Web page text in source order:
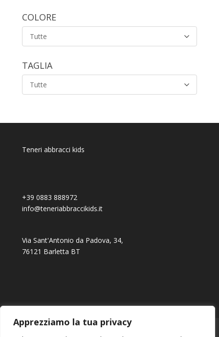
Apprezziamo la tua privacy
COLORE
Tutte
TAGLIA
Tutte
Teneri abbracci kids
+39 0883 888972
info@teneriabbraccikids.it
Via Sant'Antonio da Padova, 34,
76121 Barletta BT